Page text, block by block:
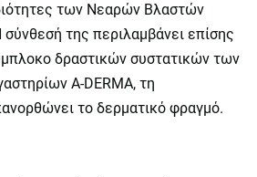
των Νεαρών Βλαστών
της περιλαμβάνει επίσης
δραστικών συστατικών των
A-DERMA, τη
το δερματικό φραγμό.